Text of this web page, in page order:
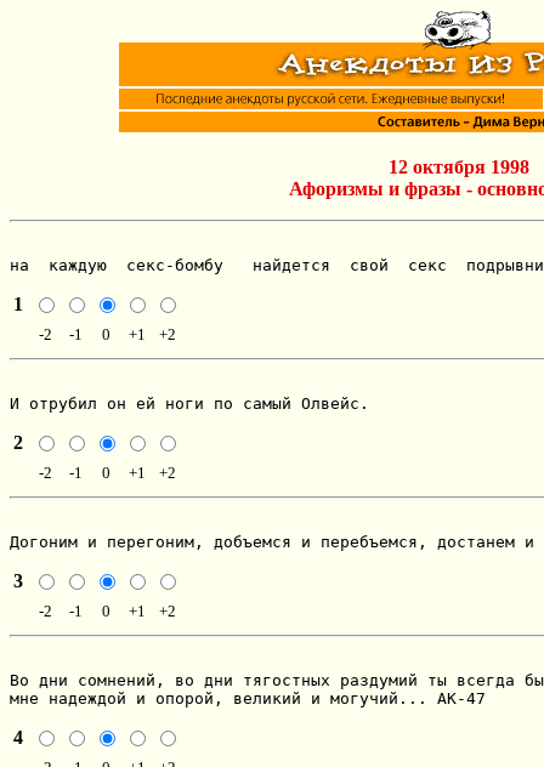
12 октября 1998
Афоризмы и фразы -
на  каждую  секс-бомбу   найдется  свой  секс
1
-2 -1 0 +1 +2
И отрубил он ей ноги по самый Олвейс.
2
-2 -1 0 +1 +2
Догоним и перегоним, добъемся и перебъемся, достанем и
3
-2 -1 0 +1 +2
Во дни сомнений, во дни тягостных раздумий ты всегда
мне надеждой и опорой, великий и могучий... АК-47
4